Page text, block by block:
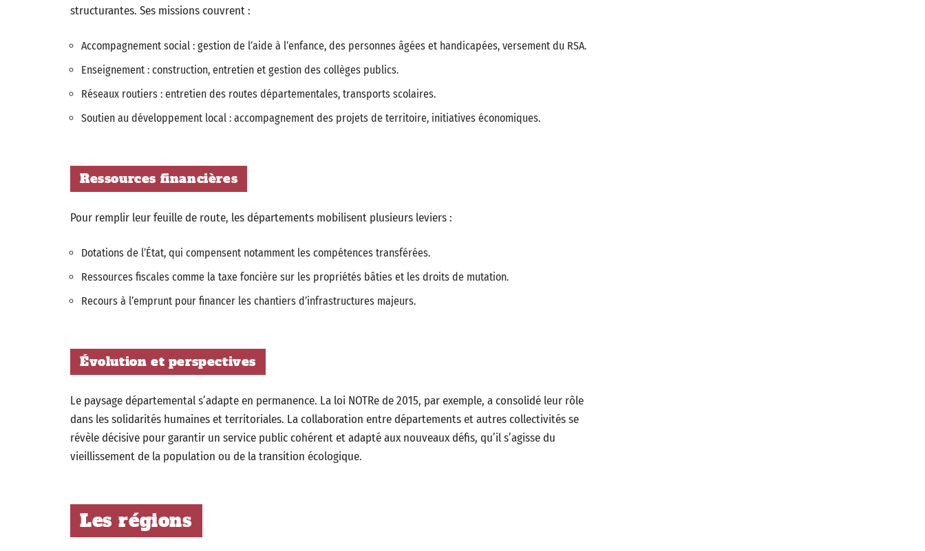
structurantes. Ses missions couvrent :
Accompagnement social : gestion de l’aide à l’enfance, des personnes âgées et handicapées, versement du RSA.
Enseignement : construction, entretien et gestion des collèges publics.
Réseaux routiers : entretien des routes départementales, transports scolaires.
Soutien au développement local : accompagnement des projets de territoire, initiatives économiques.
Ressources financières
Pour remplir leur feuille de route, les départements mobilisent plusieurs leviers :
Dotations de l’État, qui compensent notamment les compétences transférées.
Ressources fiscales comme la taxe foncière sur les propriétés bâties et les droits de mutation.
Recours à l’emprunt pour financer les chantiers d’infrastructures majeurs.
Évolution et perspectives
Le paysage départemental s’adapte en permanence. La loi NOTRe de 2015, par exemple, a consolidé leur rôle
dans les solidarités humaines et territoriales. La collaboration entre départements et autres collectivités se
révèle décisive pour garantir un service public cohérent et adapté aux nouveaux défis, qu’il s’agisse du
vieillissement de la population ou de la transition écologique.
Les régions